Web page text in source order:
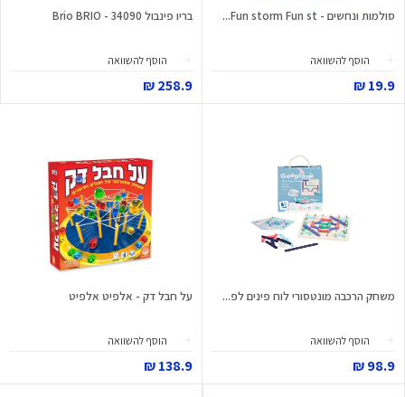
סולמות ונחשים - Fun storm Fun st...
הוסף להשוואה
19.9 ₪
בריו פינבול 34090 - Brio BRIO
הוסף להשוואה
258.9 ₪
משחק הרכבה מונטסורי לוח פינים לפ...
הוסף להשוואה
98.9 ₪
על חבל דק - אלפיט אלפיט
הוסף להשוואה
138.9 ₪